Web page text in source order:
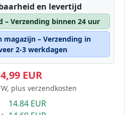
en levertijd
– Verzending binnen 24 uur
magazijn – Verzending in
2-3 werkdagen
EUR
plus verzendkosten
14.84 EUR